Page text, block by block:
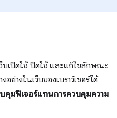
บเปิดใช้ ปิดใช้ และแก้ไขลักษณะ
ย่างในเว็บของเบราว์เซอร์ได้
คุมฟีเจอร์แทนการควบคุมความ